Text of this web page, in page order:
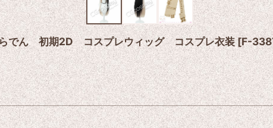
ん 初期2D コスプレウィッグ コスプレ衣装[F-